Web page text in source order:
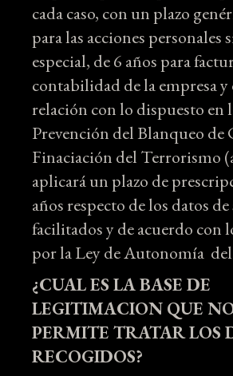
cada caso, con un plazo
para las acciones personales
especial, de 6 años para
contabilidad de la empresa y
relación con lo dispuesto en
Prevención del Blanqueo de
Finaciación del Terrorismo
aplicará un plazo de
años respecto de los datos
facilitados y de acuerdo con
por la Ley de Autonomía del
¿CUAL ES LA BASE DE
LEGITIMACION QUE
PERMITE TRATAR LOS
RECOGIDOS?